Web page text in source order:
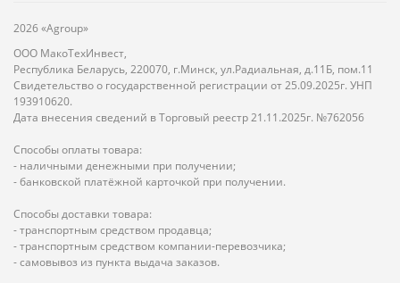
2026 «Agroup»
ООО МакоТехИнвест,
Республика Беларусь, 220070, г.Минск, ул.Радиальная, д.11Б, пом.11
Свидетельство о государственной регистрации от 25.09.2025г. УНП
193910620.
Дата внесения сведений в Торговый реестр 21.11.2025г. №762056
Способы оплаты товара:
- наличными денежными при получении;
- банковской платёжной карточкой при получении.
Способы доставки товара:
- транспортным средством продавца;
- транспортным средством компании-перевозчика;
- самовывоз из пункта выдача заказов.